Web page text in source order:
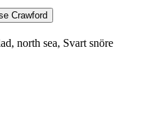
Crawford
north sea, Svart snöre